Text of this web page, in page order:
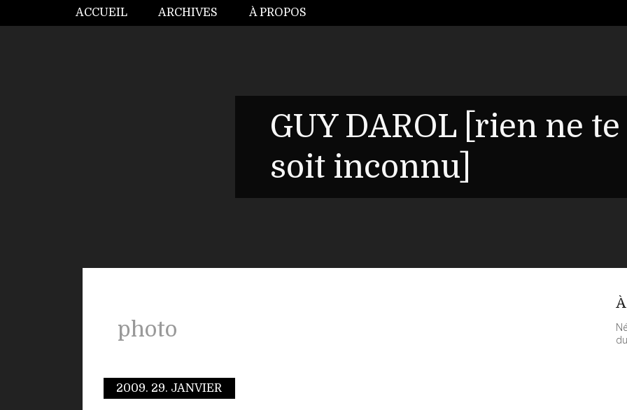
ACCUEIL ARCHIVES À PROPOS
GUY DAROL [rien ne te
soit inconnu]
photo
2009. 29. JANVIER